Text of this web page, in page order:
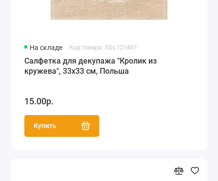
На складе Код товара: SDL121407
Салфетка для декупажа "Кролик из
кружева", 33х33 см, Польша
15.00р.
Купить